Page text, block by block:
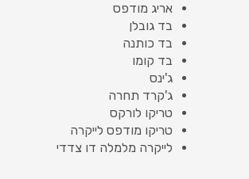
אריג מודפס
בד גובלן
בד כותנה
בד קומו
ג'ינס
ג'קרד תחרה
טריקו לורקס
טריקו מודפס לייקרה
לייקרה מלמלה דו צדדי